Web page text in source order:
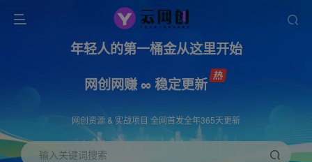
年轻人的第一桶金从这里开始
网创网赚 ∞ 稳定更新
网创资源 & 实战项目 全网首发全年365天更新
输入关键词搜索